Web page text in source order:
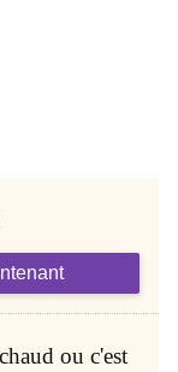
ou c'est